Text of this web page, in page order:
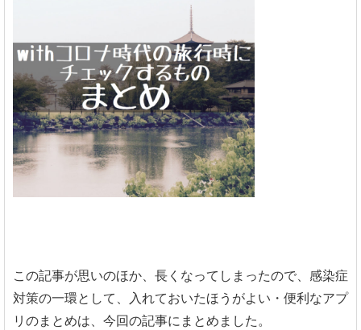
この記事が思いのほか、長くなってしまったので、感染症
対策の一環として、入れておいたほうがよい・便利なアプ
リのまとめは、今回の記事にまとめました。